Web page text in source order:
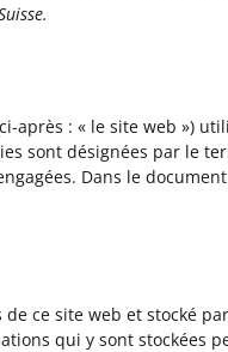
après : « le site web »)
sont désignées par le
Dans le
ce site web et stocké
qui y sont stockées